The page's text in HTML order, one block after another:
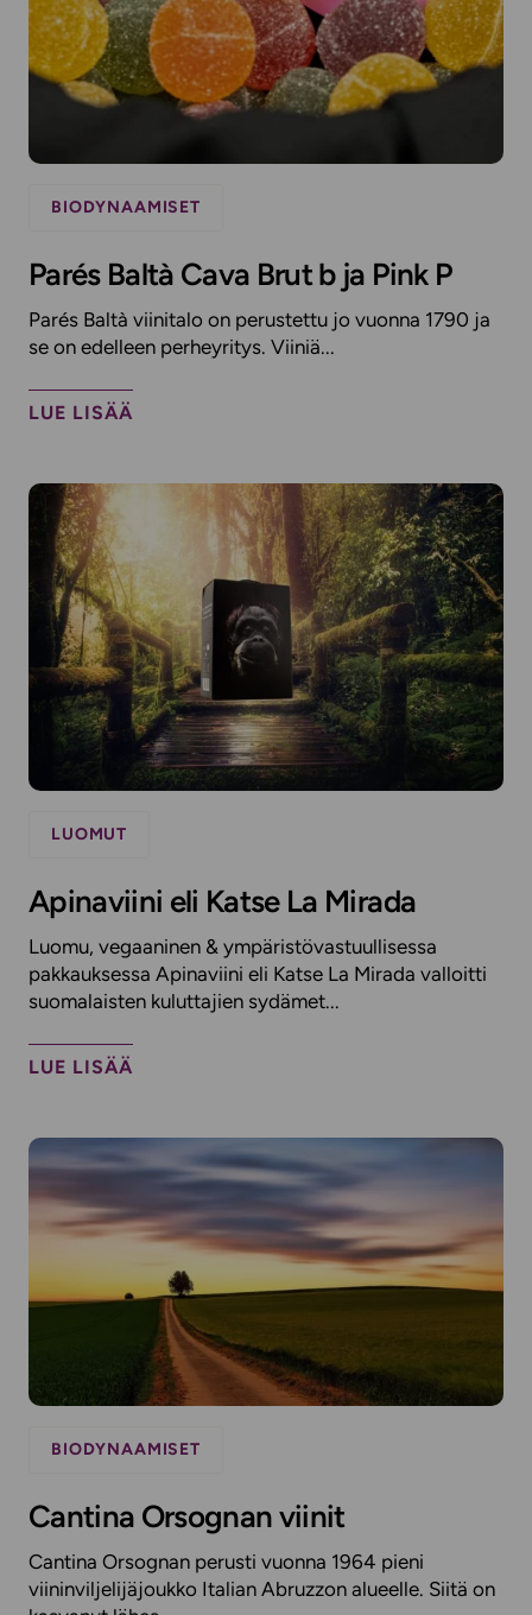
BIODYNAAMISET
Parés Baltà Cava Brut b ja Pink P
Parés Baltà viinitalo on perustettu jo vuonna 1790 ja
se on edelleen perheyritys. Viiniä...
LUE LISÄÄ
LUOMUT
Apinaviini eli Katse La Mirada
Luomu, vegaaninen & ympäristövastuullisessa
pakkauksessa Apinaviini eli Katse La Mirada valloitti
suomalaisten kuluttajien sydämet...
LUE LISÄÄ
BIODYNAAMISET
Cantina Orsognan viinit
Cantina Orsognan perusti vuonna 1964 pieni
viininviljelijäjoukko Italian Abruzzon alueelle. Siitä on